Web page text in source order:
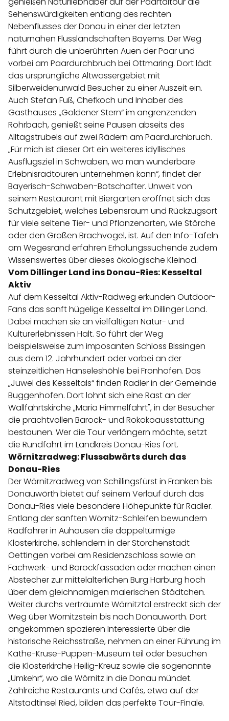
Sehenswürdigkeiten entlang des rechten
Nebenflusses der Donau in einer der letzten
naturnahen Flusslandschaften Bayerns. Der Weg
führt durch die unberührten Auen der Paar und
vorbei am Paardurchbruch bei Ottmaring. Dort lädt
das ursprüngliche Altwassergebiet mit
Silberweidenurwald Besucher zu einer Auszeit ein.
Auch Stefan Fuß, Chefkoch und Inhaber des
Gasthauses „Goldener Stern“ im angrenzenden
Rohrbach, genießt seine Pausen abseits des
Alltagstrubels auf zwei Rädern am Paardurchbruch.
„Für mich ist dieser Ort ein weiteres idyllisches
Ausflugsziel in Schwaben, wo man wunderbare
Erlebnisradtouren unternehmen kann“, findet der
Bayerisch-Schwaben-Botschafter. Unweit von
seinem Restaurant mit Biergarten eröffnet sich das
Schutzgebiet, welches Lebensraum und Rückzugsort
für viele seltene Tier- und Pflanzenarten, wie Störche
oder den Großen Brachvogel, ist. Auf den Info-Tafeln
am Wegesrand erfahren Erholungssuchende zudem
Wissenswertes über dieses ökologische Kleinod.
Vom Dillinger Land ins Donau-Ries: Kesseltal
Aktiv
Auf dem Kesseltal Aktiv-Radweg erkunden Outdoor-
Fans das sanft hügelige Kesseltal im Dillinger Land.
Dabei machen sie an vielfältigen Natur- und
Kulturerlebnissen Halt. So führt der Weg
beispielsweise zum imposanten Schloss Bissingen
aus dem 12. Jahrhundert oder vorbei an der
steinzeitlichen Hanseleshöhle bei Fronhofen. Das
„Juwel des Kesseltals“ finden Radler in der Gemeinde
Buggenhofen. Dort lohnt sich eine Rast an der
Wallfahrtskirche „Maria Himmelfahrt", in der Besucher
die prachtvollen Barock- und Rokokoausstattung
bestaunen. Wer die Tour verlängern möchte, setzt
die Rundfahrt im Landkreis Donau-Ries fort.
Wörnitzradweg: Flussabwärts durch das
Donau-Ries
DerWörnitzradweg von Schillingsfürst in Franken bis
Donauwörth bietet auf seinem Verlauf durch das
Donau-Ries viele besondere Höhepunkte für Radler.
Entlang der sanften Wörnitz-Schleifen bewundern
Radfahrer in Auhausen die doppeltürmige
Klosterkirche, schlendern in der Storchenstadt
Oettingen vorbei am Residenzschloss sowie an
Fachwerk- und Barockfassaden oder machen einen
Abstecher zur mittelalterlichen Burg Harburg hoch
über dem gleichnamigen malerischen Städtchen.
Weiter durchs verträumte Wörnitztal erstreckt sich der
Weg über Wörnitzstein bis nach Donauwörth. Dort
angekommen spazieren Interessierte über die
historische Reichsstraße, nehmen an einer Führung im
Käthe-Kruse-Puppen-Museum teil oder besuchen
die Klosterkirche Heilig-Kreuz sowie die sogenannte
„Umkehr“, wo die Wörnitz in die Donau mündet.
Zahlreiche Restaurants und Cafés, etwa auf der
Altstadtinsel Ried, bilden das perfekte Tour-Finale.